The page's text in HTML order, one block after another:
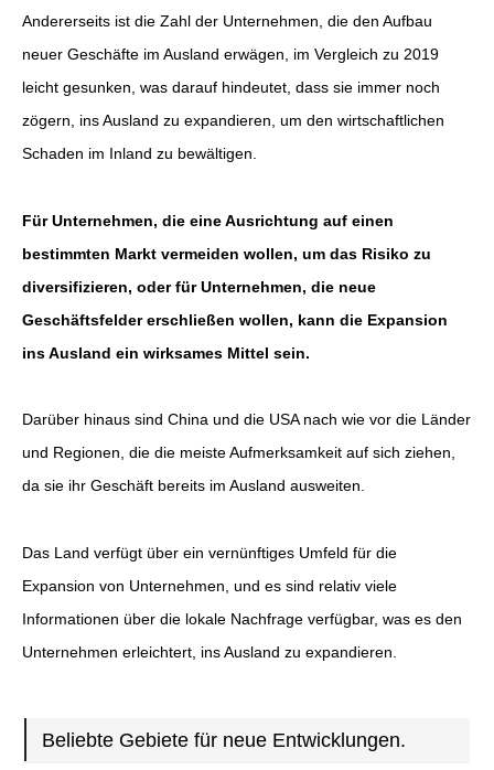
Andererseits ist die Zahl der Unternehmen, die den Aufbau
neuer Geschäfte im Ausland erwägen, im Vergleich zu 2019
leicht gesunken, was darauf hindeutet, dass sie immer noch
zögern, ins Ausland zu expandieren, um den wirtschaftlichen
Schaden im Inland zu bewältigen.
Für Unternehmen, die eine Ausrichtung auf einen
bestimmten Markt vermeiden wollen, um das Risiko zu
diversifizieren, oder für Unternehmen, die neue
Geschäftsfelder erschließen wollen, kann die Expansion
ins Ausland ein wirksames Mittel sein.
Darüber hinaus sind China und die USA nach wie vor die Länder
und Regionen, die die meiste Aufmerksamkeit auf sich ziehen,
da sie ihr Geschäft bereits im Ausland ausweiten.
Das Land verfügt über ein vernünftiges Umfeld für die
Expansion von Unternehmen, und es sind relativ viele
Informationen über die lokale Nachfrage verfügbar, was es den
Unternehmen erleichtert, ins Ausland zu expandieren.
Beliebte Gebiete für neue Entwicklungen.